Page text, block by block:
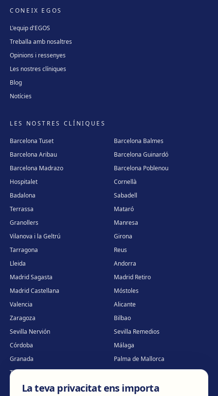
CONEIX EGOS
L'equip d'EGOS
Treballa amb nosaltres
Opinions i ressenyes
Les nostres clíniques
Blog
Notícies
LES NOSTRES CLÍNIQUES
Barcelona Tuset
Barcelona Balmes
Barcelona Aribau
Barcelona Guinardó
Barcelona Madrazo
Barcelona Poblenou
Hospitalet
Cornellà
Badalona
Sabadell
Terrassa
Mataró
Granollers
Manresa
Vilanova i la Geltrú
Girona
Tarragona
Reus
Lleida
Andorra
Madrid Sagasta
Madrid Retiro
Madrid Castellana
Móstoles
Valencia
Alicante
Zaragoza
Bilbao
Sevilla Nervión
Sevilla Remedios
Córdoba
Málaga
Granada
Palma de Mallorca
Tenerife
Portugal · Famalicão
Portugal · Guimarães
Clínica virtual*
La teva privacitat ens importa